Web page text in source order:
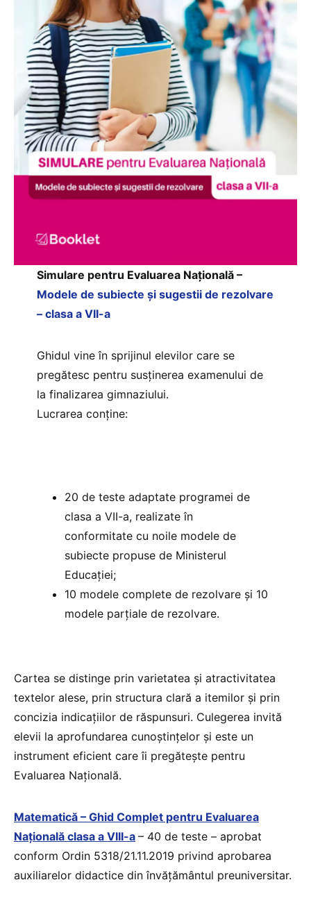
Simulare pentru Evaluarea Națională –
Modele de subiecte și sugestii de rezolvare
– clasa a VII-a
Ghidul vine în sprijinul elevilor care se
pregătesc pentru susținerea examenului de
la finalizarea gimnaziului.
Lucrarea conține:
20 de teste adaptate programei de
clasa a VII-a, realizate în
conformitate cu noile modele de
subiecte propuse de Ministerul
Educației;
10 modele complete de rezolvare și 10
modele parțiale de rezolvare.
Cartea se distinge prin varietatea și atractivitatea
textelor alese, prin structura clară a itemilor și prin
concizia indicațiilor de răspunsuri. Culegerea invită
elevii la aprofundarea cunoștințelor și este un
instrument eficient care îi pregătește pentru
Evaluarea Națională.
Matematică – Ghid Complet pentru Evaluarea
Națională clasa a VIII-a – 40 de teste – aprobat
conform Ordin 5318/21.11.2019 privind aprobarea
auxiliarelor didactice din învățământul preuniversitar.